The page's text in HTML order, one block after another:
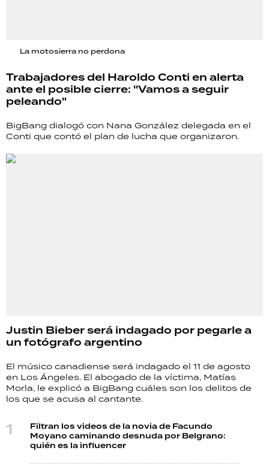
La motosierra no perdona
Trabajadores del Haroldo Conti en alerta
ante el posible cierre: "Vamos a seguir
peleando"
BigBang dialogó con Nana González delegada en el
Conti que contó el plan de lucha que organizaron.
Justin Bieber será indagado por pegarle a
un fotógrafo argentino
El músico canadiense será indagado el 11 de agosto
en Los Ángeles. El abogado de la víctima, Matías
Morla, le explicó a BigBang cuáles son los delitos de
los que se acusa al cantante.
Filtran los videos de la novia de Facundo
Moyano caminando desnuda por Belgrano:
quién es la influencer